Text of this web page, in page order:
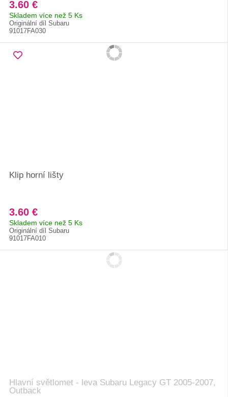
3.60 €
Skladem více než 5 Ks
Originální díl Subaru
91017FA030
Klip horní lišty
3.60 €
Skladem více než 5 Ks
Originální díl Subaru
91017FA010
Hlavní světlomet - leva Subaru Legacy GT 2005-2007,
Outback